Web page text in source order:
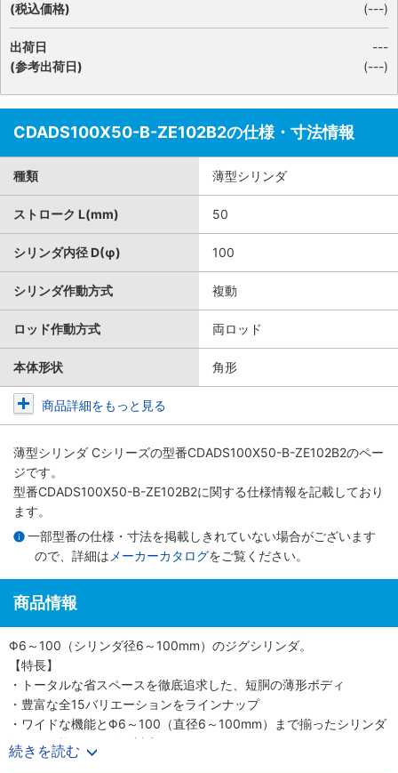
(税込価格)
(---)
出荷日
(参考出荷日)
---
(---)
CDADS100X50-B-ZE102B2の仕様・寸法情報
種類 薄型シリンダ
ストローク L(mm) 50
シリンダ内径 D(φ) 100
シリンダ作動方式 複動
ロッド作動方式 両ロッド
本体形状 角形
商品詳細をもっと見る
薄型シリンダ Cシリーズの型番CDADS100X50-B-ZE102B2のペー
ジです。
型番CDADS100X50-B-ZE102B2に関する仕様情報を記載しており
ます。
一部型番の仕様・寸法を掲載しきれていない場合がございます
ので、詳細は メーカーカタログをご覧ください。
商品情報
Φ6～100（シリンダ径6～100mm）のジグシリンダ。
【特長】
・トータルな省スペースを徹底追求した、短胴の薄形ボディ
・豊富な全15バリエーションをラインナップ
・ワイドな機能とΦ6～100（直径6～100mm）まで揃ったシリンダ
径で、多様なニーズに対応
・スクエアロッドで回転レス機能がプラス、機械装置の高効率設計
続きを読む